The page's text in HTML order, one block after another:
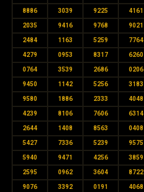
8886 3039 9225 4161
2035 9416 9768 9021
2484 1163 5259 7764
4279 0953 8317 6260
0764 3539 2686 0206
9450 1142 5256 3183
9580 1886 2333 4048
4239 8106 7606 6314
2644 1408 8563 0408
5427 7336 5239 9575
5940 9471 4256 3859
2595 0962 3604 8722
9076 3392 0191 4068